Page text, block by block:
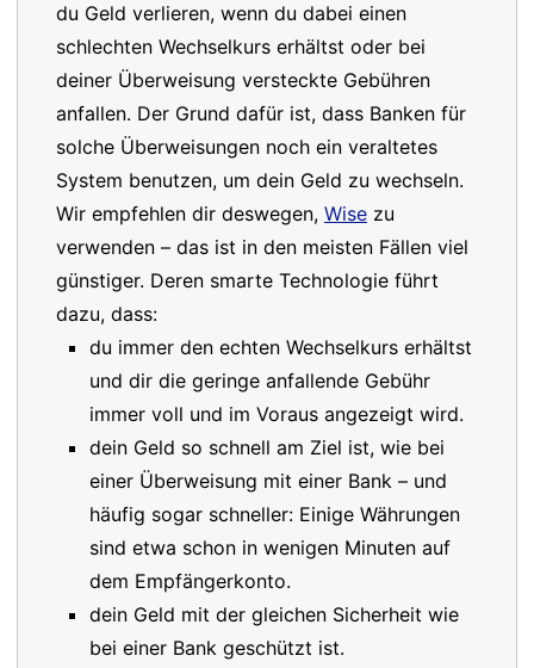
du Geld verlieren, wenn du dabei einen
schlechten Wechselkurs erhältst oder bei
deiner Überweisung versteckte Gebühren
anfallen. Der Grund dafür ist, dass Banken für
solche Überweisungen noch ein veraltetes
System benutzen, um dein Geld zu wechseln.
Wir empfehlen dir deswegen, Wise zu
verwenden – das ist in den meisten Fällen viel
günstiger. Deren smarte Technologie führt
dazu, dass:
du immer den echten Wechselkurs erhältst
und dir die geringe anfallende Gebühr
immer voll und im Voraus angezeigt wird.
dein Geld so schnell am Ziel ist, wie bei
einer Überweisung mit einer Bank – und
häufig sogar schneller: Einige Währungen
sind etwa schon in wenigen Minuten auf
dem Empfängerkonto.
dein Geld mit der gleichen Sicherheit wie
bei einer Bank geschützt ist.